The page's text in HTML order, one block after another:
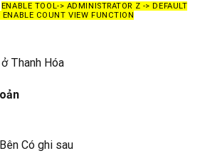
ENABLE TOOL-> ADMINISTRATOR Z -> DEFAULT
COUNT VIEW FUNCTION
Thanh Hóa
Định khoản
Có ghi sau